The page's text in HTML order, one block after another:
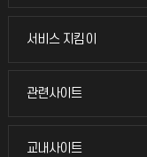
교무회의방송
서비스 지킴이
서비스 지킴이
묻고 답하기
관련사이트
관련사이트
국방헬프콜
교내사이트
교내사이트